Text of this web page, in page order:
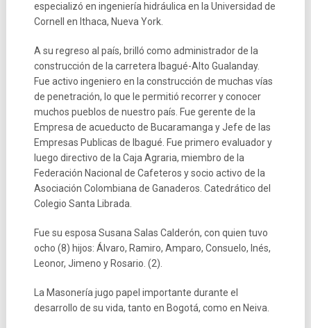
especializó en ingeniería hidráulica en la Universidad de
Cornell en Ithaca, Nueva York.
A su regreso al país, brilló como administrador de la
construcción de la carretera Ibagué-Alto Gualanday.
Fue activo ingeniero en la construcción de muchas vías
de penetración, lo que le permitió recorrer y conocer
muchos pueblos de nuestro país. Fue gerente de la
Empresa de acueducto de Bucaramanga y Jefe de las
Empresas Publicas de Ibagué. Fue primero evaluador y
luego directivo de la Caja Agraria, miembro de la
Federación Nacional de Cafeteros y socio activo de la
Asociación Colombiana de Ganaderos. Catedrático del
Colegio Santa Librada.
Fue su esposa Susana Salas Calderón, con quien tuvo
ocho (8) hijos: Álvaro, Ramiro, Amparo, Consuelo, Inés,
Leonor, Jimeno y Rosario. (2).
La Masonería jugo papel importante durante el
desarrollo de su vida, tanto en Bogotá, como en Neiva.